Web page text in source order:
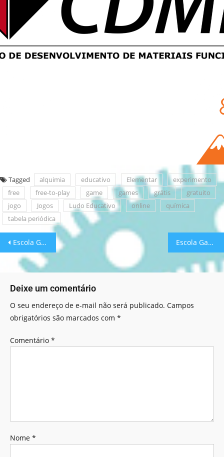
Tagged alquimia educativo Elementar
experimento
free
free-to-play game games grátis
gratuito
jogo
Jogos Ludo Educativo online
química
tabela periódica
Escola Games: Voo Educativo! Escola Games: 5 Sentidos!
Deixe um comentário
O seu endereço de e-mail não será publicado. Campos
obrigatórios são marcados com *
Comentário *
Nome *